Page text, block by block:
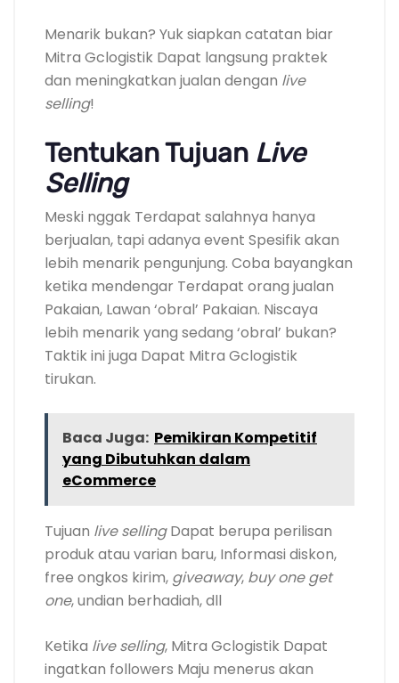
Menarik bukan? Yuk siapkan catatan biar
Mitra Gclogistik Dapat langsung praktek
dan meningkatkan jualan dengan live
selling!
Tentukan Tujuan Live
Selling
Meski nggak Terdapat salahnya hanya
berjualan, tapi adanya event Spesifik akan
lebih menarik pengunjung. Coba bayangkan
ketika mendengar Terdapat orang jualan
Pakaian, Lawan ‘obral’ Pakaian. Niscaya
lebih menarik yang sedang ‘obral’ bukan?
Taktik ini juga Dapat Mitra Gclogistik
tirukan.
Baca Juga: Pemikiran Kompetitif
yang Dibutuhkan dalam
eCommerce
Tujuan live sellingDapat berupa perilisan
produk atau varian baru, Informasi diskon,
free ongkos kirim, giveaway, buy one get
one, undian berhadiah, dll
Ketika live selling, Mitra Gclogistik Dapat
ingatkan followers Maju menerus akan